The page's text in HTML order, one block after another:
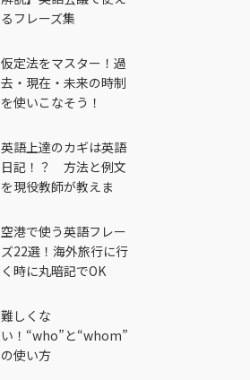
るフレーズ集
仮定法をマスター！過
去・現在・未来の時制
を使いこなそう！
英語上達のカギは英語
日記！？ 方法と例文
を現役教師が教えま
空港で使う英語フレー
ズ22選！海外旅行に行
く時に丸暗記でOK
難しくな
い！“who”と“whom”
の使い方